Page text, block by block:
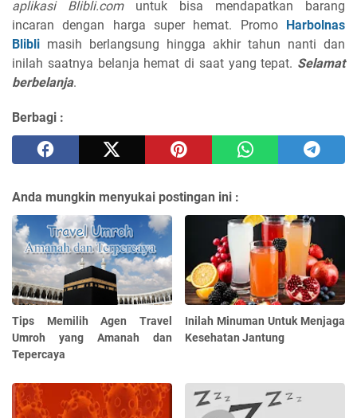
aplikasi Blibli.comuntuk bisa mendapatkan barang
incaran dengan harga super hemat. Promo
Harbolnas
Blibli masih berlangsung hingga akhir tahun nanti dan
inilah saatnya belanja hemat di saat yang tepat. Selamat
berbelanja.
Berbagi :
Anda mungkin menyukai postingan ini :
Tips Memilih Agen Travel
Umroh yang Amanah dan
Tepercaya
Inilah Minuman Untuk Menjaga
Kesehatan Jantung